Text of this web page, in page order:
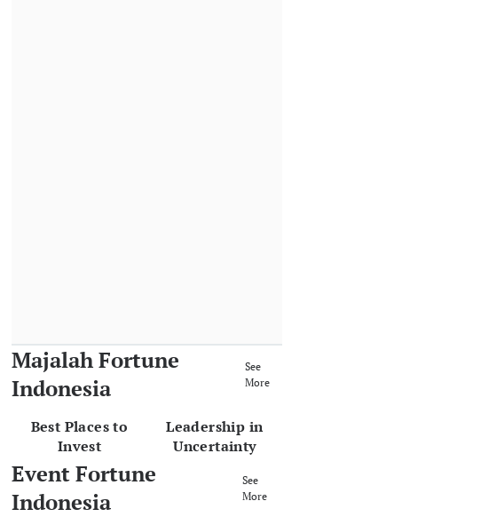
Majalah Fortune
Indonesia
See
More
Best Places to
Invest
Leadership in
Uncertainty
Event Fortune
Indonesia
See
More